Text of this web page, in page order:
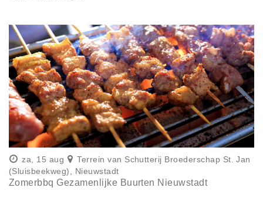
Zomerbbq Gezamenlijke Buurten Nieuwstadt
za, 15 aug
Terrein van Schutterij Broederschap St. Jan
(Sluisbeekweg), Nieuwstadt